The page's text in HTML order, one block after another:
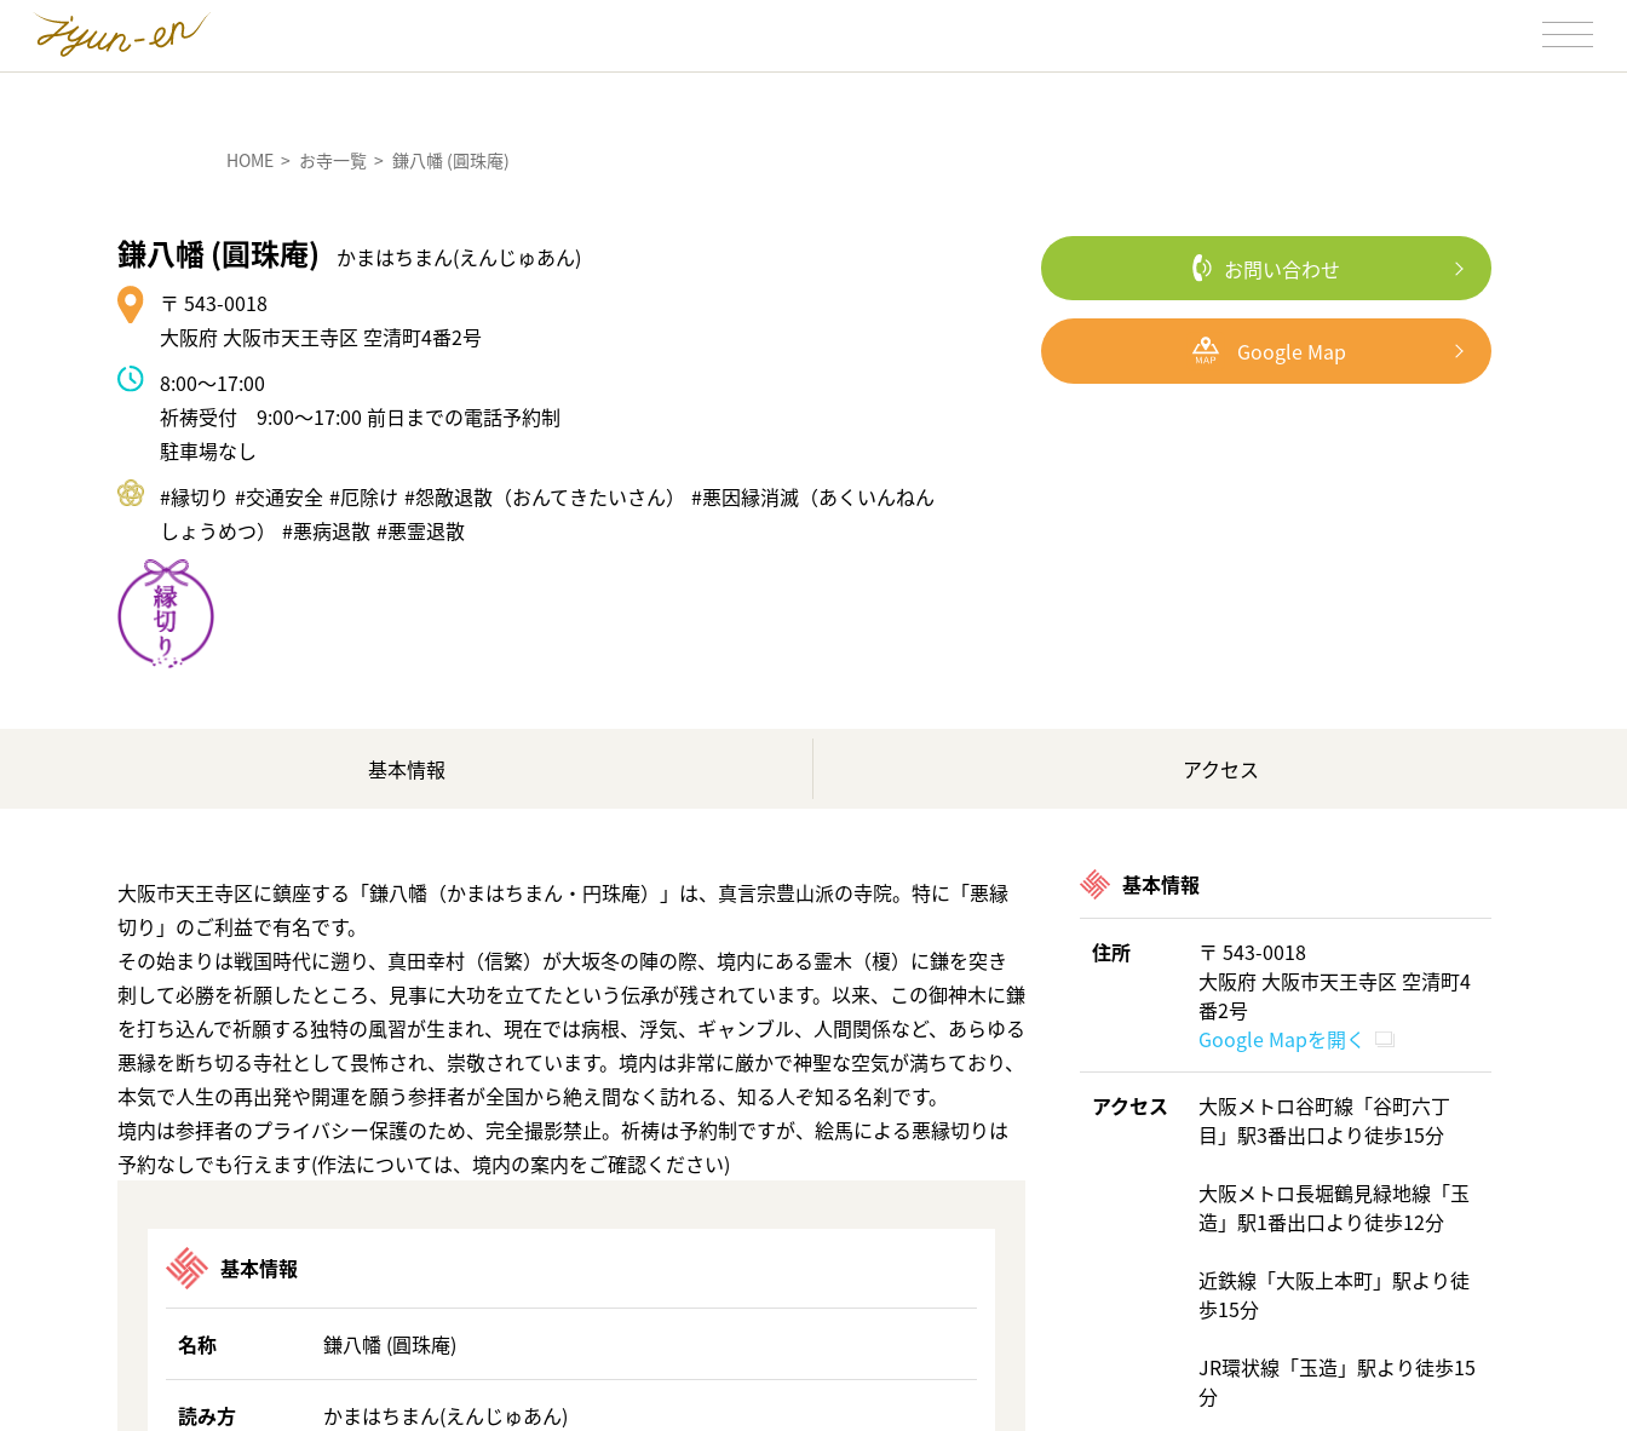
HOME お寺一覧 鎌八幡 (圓珠庵)
鎌八幡 (圓珠庵)
かまはちまん(えんじゅあん)
〒 543-0018
大阪府 大阪市天王寺区 空清町4番2号
8:00〜17:00
祈祷受付 9:00〜17:00 前日までの電話予約制
駐車場なし
#縁切り #交通安全 #厄除け #怨敵退散（おんてきたいさん）
#悪因縁消滅（あくいんねん
しょうめつ）
#悪病退散 #悪霊退散
お問い合わせ
Google Map
基本情報 アクセス
大阪市天王寺区に鎮座する「鎌八幡（かまはちまん・円珠庵）」は、真言宗豊山派の寺院。特に「悪縁
切り」のご利益で有名です。
その始まりは戦国時代に遡り、真田幸村（信繁）が大坂冬の陣の際、境内にある霊木（榎）に鎌を突き
刺して必勝を祈願したところ、見事に大功を立てたという伝承が残されています。以来、この御神木に鎌
を打ち込んで祈願する独特の風習が生まれ、現在では病根、浮気、ギャンブル、人間関係など、あらゆる
悪縁を断ち切る寺社として畏怖され、崇敬されています。境内は非常に厳かで神聖な空気が満ちており、
本気で人生の再出発や開運を願う参拝者が全国から絶え間なく訪れる、知る人ぞ知る名刹です。
境内は参拝者のプライバシー保護のため、完全撮影禁止。祈祷は予約制ですが、絵馬による悪縁切りは
予約なしでも行えます(作法については、境内の案内をご確認ください)
基本情報
名称 鎌八幡 (圓珠庵)
読み方 かまはちまん(えんじゅあん)
基本情報
住所
〒 543-0018
大阪府 大阪市天王寺区 空清町4
番2号
Google Mapを開く
アクセス
大阪メトロ谷町線「谷町六丁
目」駅3番出口より徒歩15分
大阪メトロ長堀鶴見緑地線「玉
造」駅1番出口より徒歩12分
近鉄線「大阪上本町」駅より徒
歩15分
JR環状線「玉造」駅より徒歩15
分